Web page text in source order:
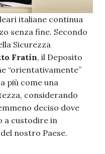
italiane continua
senza fine. Secondo
Sicurezza
Fratin, il Deposito
“orientativamente”
più come una
considerando
deciso dove
a custodire in
nostro Paese.